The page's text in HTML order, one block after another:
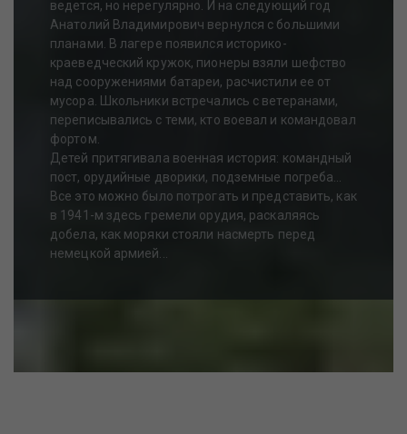
ведется, но нерегулярно. И на следующий год
Анатолий Владимирович вернулся с большими
планами. В лагере появился историко-
краеведческий кружок, пионеры взяли шефство
над сооружениями батареи, расчистили ее от
мусора. Школьники встречались с ветеранами,
переписывались с теми, кто воевал и командовал
фортом.
Детей притягивала военная история: командный
пост, орудийные дворики, подземные погреба...
Все это можно было потрогать и представить, как
в 1941-м здесь гремели орудия, раскаляясь
добела, как моряки стояли насмерть перед
немецкой армией...